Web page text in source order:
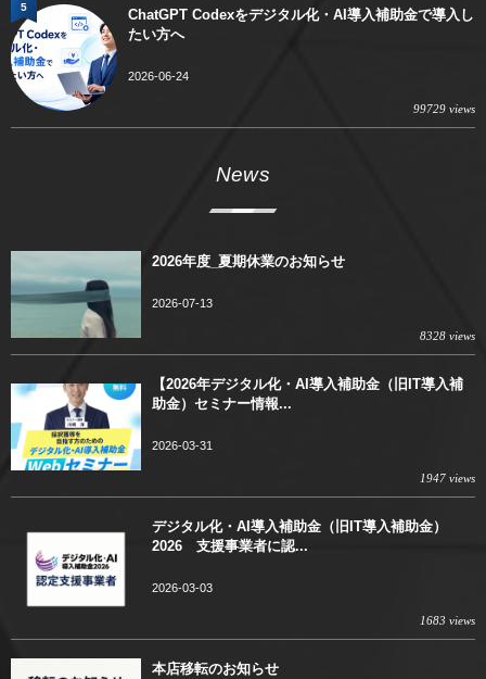
ChatGPT Codexをデジタル化・AI導入補助金で導入し
たい方へ
2026-06-24
99729 views
5
News
2026年度_夏期休業のお知らせ
2026-07-13
8328 views
【2026年デジタル化・AI導入補助金（旧IT導入補
助金）セミナー情報...
2026-03-31
1947 views
デジタル化・AI導入補助金（旧IT導入補助金）
2026 支援事業者に認...
2026-03-03
1683 views
本店移転のお知らせ